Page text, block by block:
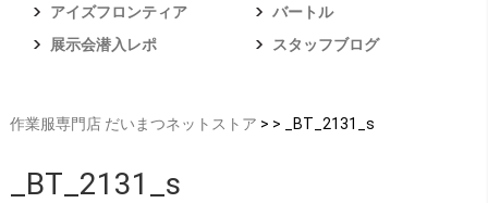
アイズフロンティア
バートル
展示会潜入レポ
スタッフブログ
作業服専門店 だいまつネットストア > > _BT_2131_s
_BT_2131_s